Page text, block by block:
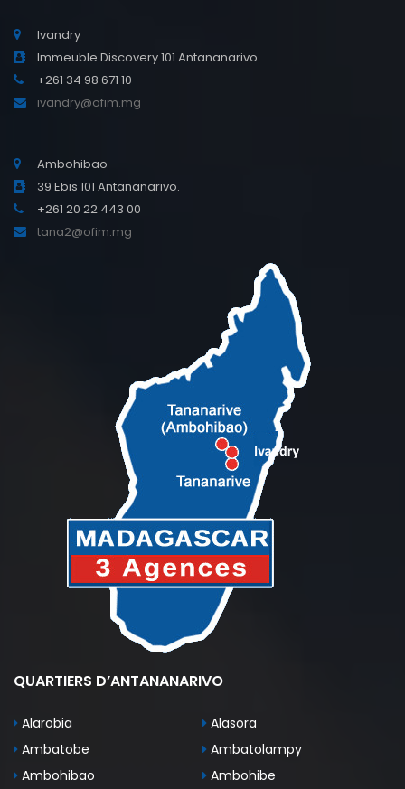
Ivandry
Immeuble Discovery 101 Antananarivo.
+261 34 98 671 10
ivandry@ofim.mg
Ambohibao
39 Ebis 101 Antananarivo.
+261 20 22 443 00
tana2@ofim.mg
QUARTIERS D’ANTANANARIVO
Alarobia
Alasora
Ambatobe
Ambatolampy
Ambohibao
Ambohibe